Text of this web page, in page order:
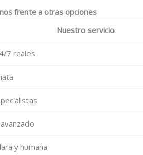
frente a otras opciones
Nuestro servicio
7 reales
y humana